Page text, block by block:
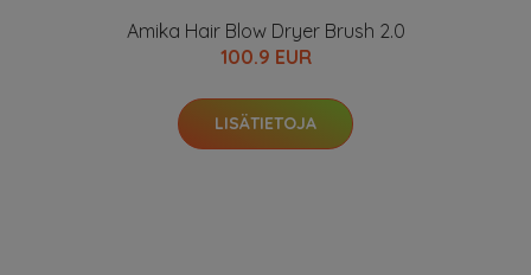
Amika Hair Blow Dryer Brush 2.0
100.9 EUR
LISÄTIETOJA